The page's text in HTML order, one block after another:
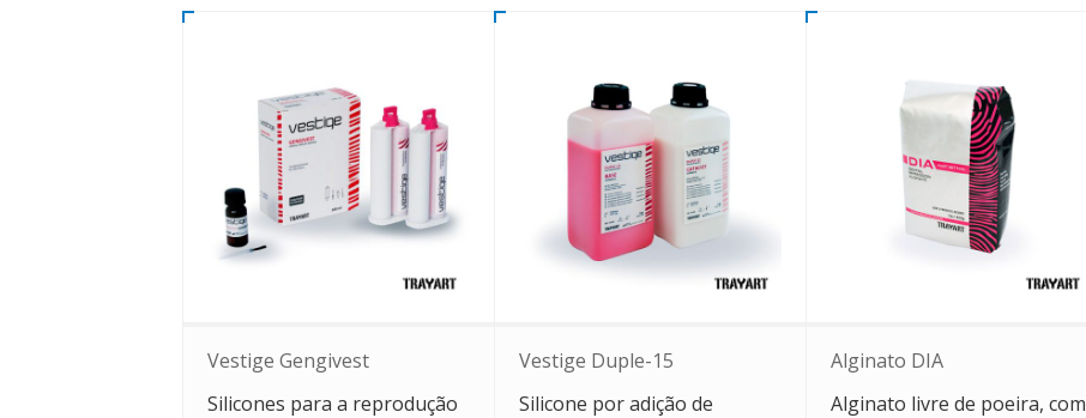
Vestige Gengivest
Silicones para a reprodução
Vestige Duple-15
Silicone por adição de
Alginato DIA
Alginato livre de poeira, com